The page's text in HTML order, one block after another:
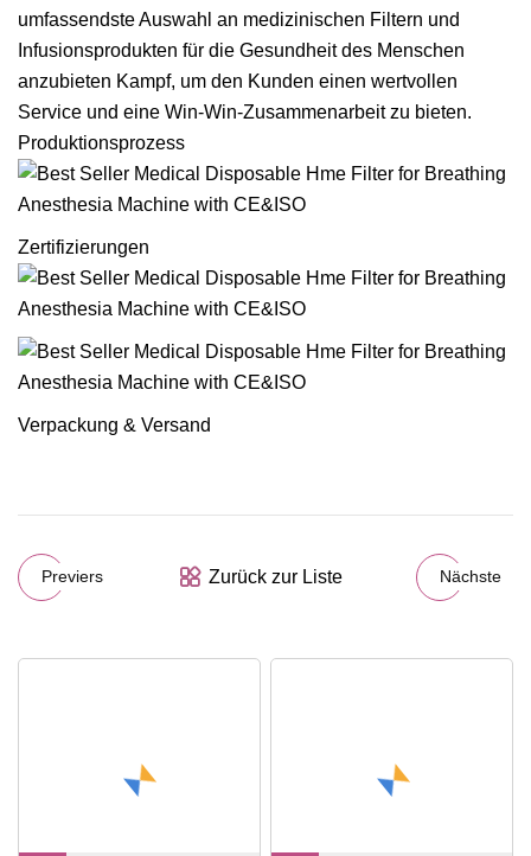
umfassendste Auswahl an medizinischen Filtern und
Infusionsprodukten für die Gesundheit des Menschen
anzubieten Kampf, um den Kunden einen wertvollen
Service und eine Win-Win-Zusammenarbeit zu bieten.
Produktionsprozess
Zertifizierungen
Verpackung & Versand
Previers Zurück zur Liste Nächste